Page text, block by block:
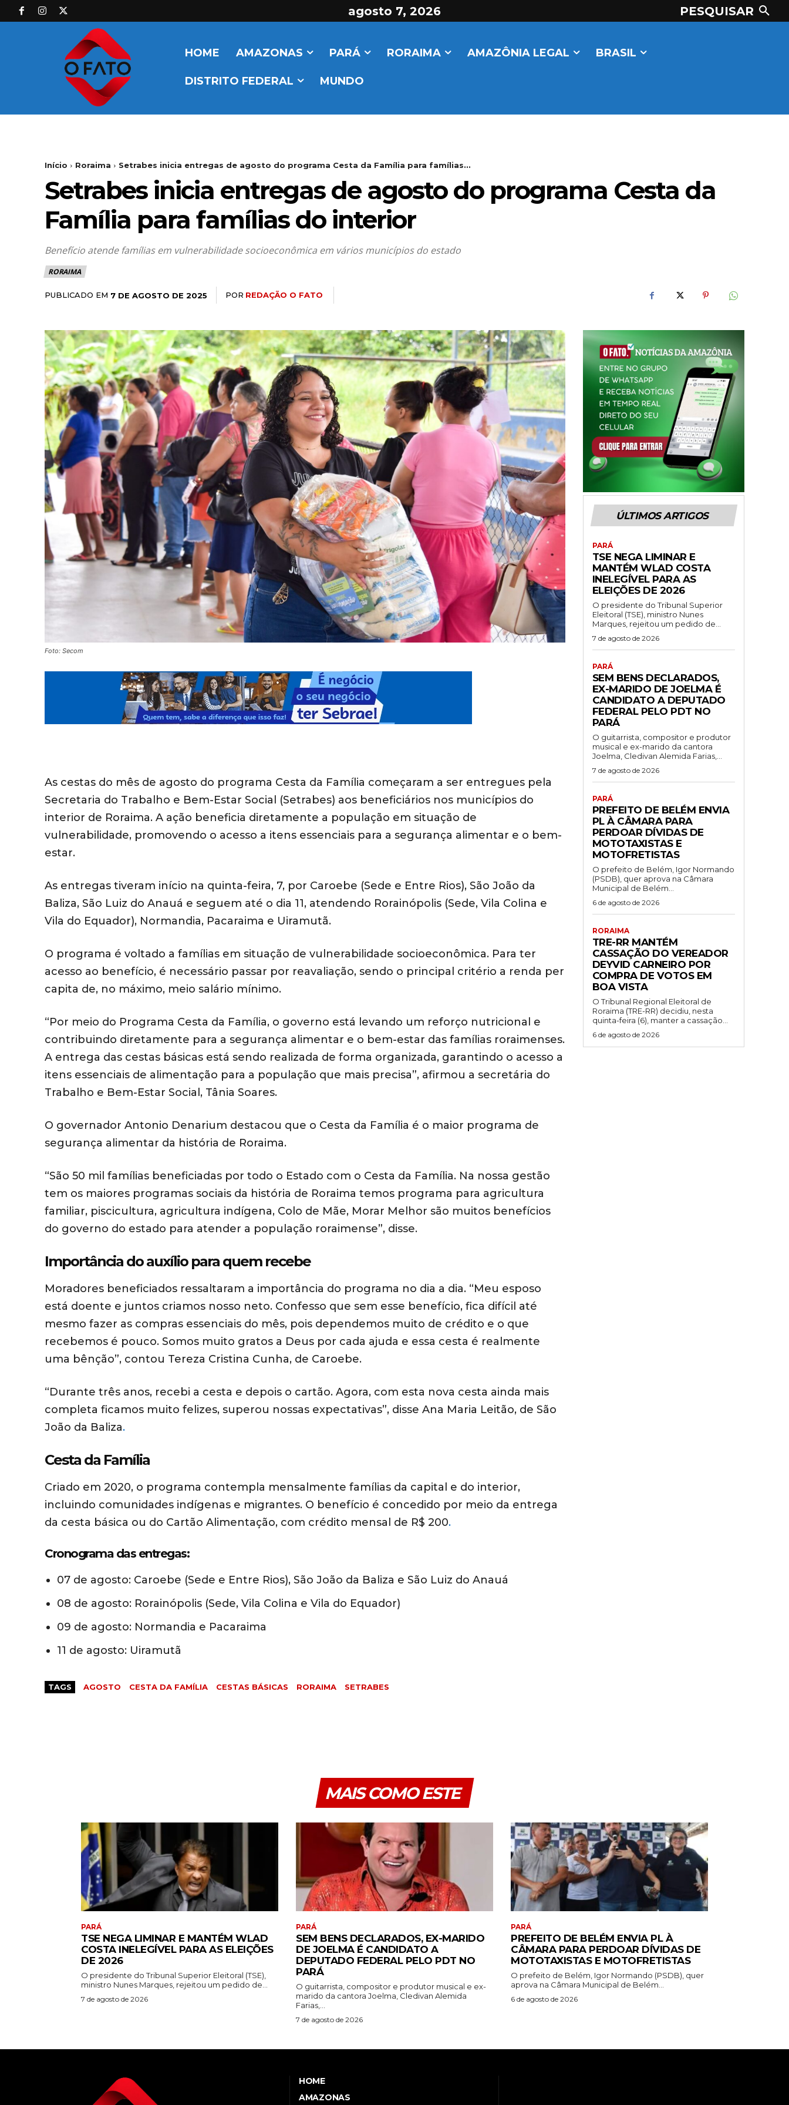
agosto 7, 2026 PESQUISAR
HOME AMAZONAS PARÁ RORAIMA AMAZÔNIA LEGAL BRASIL
DISTRITO FEDERAL MUNDO
Início Roraima Setrabes inicia entregas de agosto do programa Cesta da Família para famílias...
Setrabes inicia entregas de agosto do programa Cesta da
Família para famílias do interior
Benefício atende famílias em vulnerabilidade socioeconômica em vários municípios do estado
RORAIMA
PUBLICADO EM 7 DE AGOSTO DE 2025 POR REDAÇÃO O FATO
Foto: Secom
As cestas do mês de agosto do programa Cesta da Família começaram a ser entregues pela
Secretaria do Trabalho e Bem-Estar Social (Setrabes) aos beneficiários nos municípios do
interior de Roraima. A ação beneficia diretamente a população em situação de
vulnerabilidade, promovendo o acesso a itens essenciais para a segurança alimentar e o bem-
estar.
As entregas tiveram início na quinta-feira, 7, por Caroebe (Sede e Entre Rios), São João da
Baliza, São Luiz do Anauá e seguem até o dia 11, atendendo Rorainópolis (Sede, Vila Colina e
Vila do Equador), Normandia, Pacaraima e Uiramutã.
O programa é voltado a famílias em situação de vulnerabilidade socioeconômica. Para ter
acesso ao benefício, é necessário passar por reavaliação, sendo o principal critério a renda per
capita de, no máximo, meio salário mínimo.
“Por meio do Programa Cesta da Família, o governo está levando um reforço nutricional e
contribuindo diretamente para a segurança alimentar e o bem-estar das famílias roraimenses.
A entrega das cestas básicas está sendo realizada de forma organizada, garantindo o acesso a
itens essenciais de alimentação para a população que mais precisa”, afirmou a secretária do
Trabalho e Bem-Estar Social, Tânia Soares.
O governador Antonio Denarium destacou que o Cesta da Família é o maior programa de
segurança alimentar da história de Roraima.
“São 50 mil famílias beneficiadas por todo o Estado com o Cesta da Família. Na nossa gestão
tem os maiores programas sociais da história de Roraima temos programa para agricultura
familiar, piscicultura, agricultura indígena, Colo de Mãe, Morar Melhor são muitos benefícios
do governo do estado para atender a população roraimense”, disse.
Importância do auxílio para quem recebe
Moradores beneficiados ressaltaram a importância do programa no dia a dia. “Meu esposo
está doente e juntos criamos nosso neto. Confesso que sem esse benefício, fica difícil até
mesmo fazer as compras essenciais do mês, pois dependemos muito de crédito e o que
recebemos é pouco. Somos muito gratos a Deus por cada ajuda e essa cesta é realmente
uma bênção”, contou Tereza Cristina Cunha, de Caroebe.
“Durante três anos, recebi a cesta e depois o cartão. Agora, com esta nova cesta ainda mais
completa ficamos muito felizes, superou nossas expectativas”, disse Ana Maria Leitão, de São
João da Baliza.
Cesta da Família
Criado em 2020, o programa contempla mensalmente famílias da capital e do interior,
incluindo comunidades indígenas e migrantes. O benefício é concedido por meio da entrega
da cesta básica ou do Cartão Alimentação, com crédito mensal de R$ 200.
Cronograma das entregas:
07 de agosto: Caroebe (Sede e Entre Rios), São João da Baliza e São Luiz do Anauá
08 de agosto: Rorainópolis (Sede, Vila Colina e Vila do Equador)
09 de agosto: Normandia e Pacaraima
11 de agosto: Uiramutã
TAGS AGOSTO CESTA DA FAMÍLIA CESTAS BÁSICAS RORAIMA SETRABES
ÚLTIMOS ARTIGOS
PARÁ
TSE NEGA LIMINAR E
MANTÉM WLAD COSTA
INELEGÍVEL PARA AS
ELEIÇÕES DE 2026
O presidente do Tribunal Superior
Eleitoral (TSE), ministro Nunes
Marques, rejeitou um pedido de...
7 de agosto de 2026
PARÁ
SEM BENS DECLARADOS,
EX-MARIDO DE JOELMA É
CANDIDATO A DEPUTADO
FEDERAL PELO PDT NO
PARÁ
O guitarrista, compositor e produtor
musical e ex-marido da cantora
Joelma, Cledivan Alemida Farias,...
7 de agosto de 2026
PARÁ
PREFEITO DE BELÉM ENVIA
PL À CÂMARA PARA
PERDOAR DÍVIDAS DE
MOTOTAXISTAS E
MOTOFRETISTAS
O prefeito de Belém, Igor Normando
(PSDB), quer aprova na Câmara
Municipal de Belém...
6 de agosto de 2026
RORAIMA
TRE-RR MANTÉM
CASSAÇÃO DO VEREADOR
DEYVID CARNEIRO POR
COMPRA DE VOTOS EM
BOA VISTA
O Tribunal Regional Eleitoral de
Roraima (TRE-RR) decidiu, nesta
quinta-feira (6), manter a cassação...
6 de agosto de 2026
MAIS COMO ESTE
PARÁ
TSE NEGA LIMINAR E MANTÉM WLAD
COSTA INELEGÍVEL PARA AS ELEIÇÕES
DE 2026
O presidente do Tribunal Superior Eleitoral (TSE),
ministro Nunes Marques, rejeitou um pedido de...
7 de agosto de 2026
PARÁ
SEM BENS DECLARADOS, EX-MARIDO
DE JOELMA É CANDIDATO A
DEPUTADO FEDERAL PELO PDT NO
PARÁ
O guitarrista, compositor e produtor musical e ex-
marido da cantora Joelma, Cledivan Alemida
Farias,...
7 de agosto de 2026
PARÁ
PREFEITO DE BELÉM ENVIA PL À
CÂMARA PARA PERDOAR DÍVIDAS DE
MOTOTAXISTAS E MOTOFRETISTAS
O prefeito de Belém, Igor Normando (PSDB), quer
aprova na Câmara Municipal de Belém...
6 de agosto de 2026
HOME
AMAZONAS